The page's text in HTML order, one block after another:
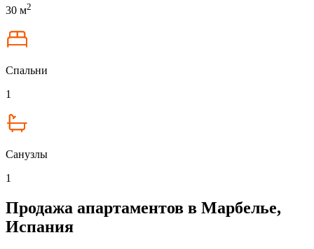
30 м2
Спальни
1
Санузлы
1
Продажа апартаментов в Марбелье,
Испания